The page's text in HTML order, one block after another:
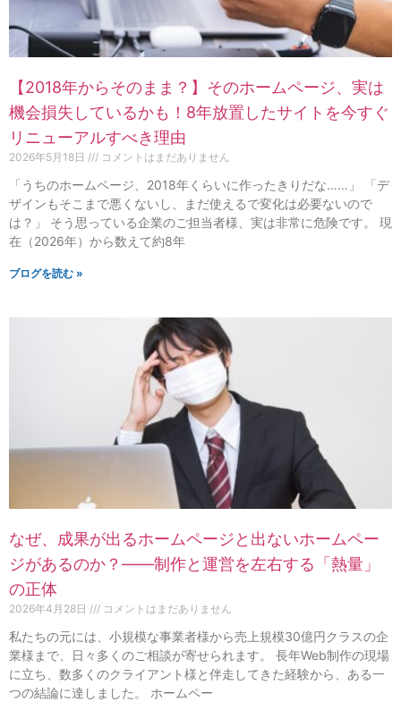
【2018年からそのまま？】そのホームページ、実は
機会損失しているかも！8年放置したサイトを今すぐ
リニューアルすべき理由
2026年5月18日 コメントはまだありません
「うちのホームページ、2018年くらいに作ったきりだな……」 「デ
ザインもそこまで悪くないし、まだ使えるで変化は必要ないので
は？」 そう思っている企業のご担当者様、実は非常に危険です。 現
在（2026年）から数えて約8年
ブログを読む »
なぜ、成果が出るホームページと出ないホームペー
ジがあるのか？——制作と運営を左右する「熱量」
の正体
2026年4月28日 コメントはまだありません
私たちの元には、小規模な事業者様から売上規模30億円クラスの企
業様まで、日々多くのご相談が寄せられます。 長年Web制作の現場
に立ち、数多くのクライアント様と伴走してきた経験から、ある一
つの結論に達しました。 ホームペー